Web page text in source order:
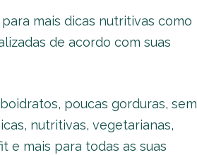
para mais dicas nutritivas como
de acordo com suas
poucas gorduras, sem
nutritivas, vegetarianas,
e mais para todas as suas